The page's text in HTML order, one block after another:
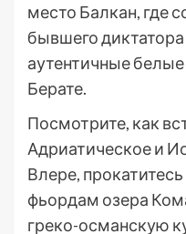
место Балкан, где
бывшего
аутентичные
Берате.
Посмотрите, как
Адриатическое и
Влере,
фьордам озера
греко-османскую